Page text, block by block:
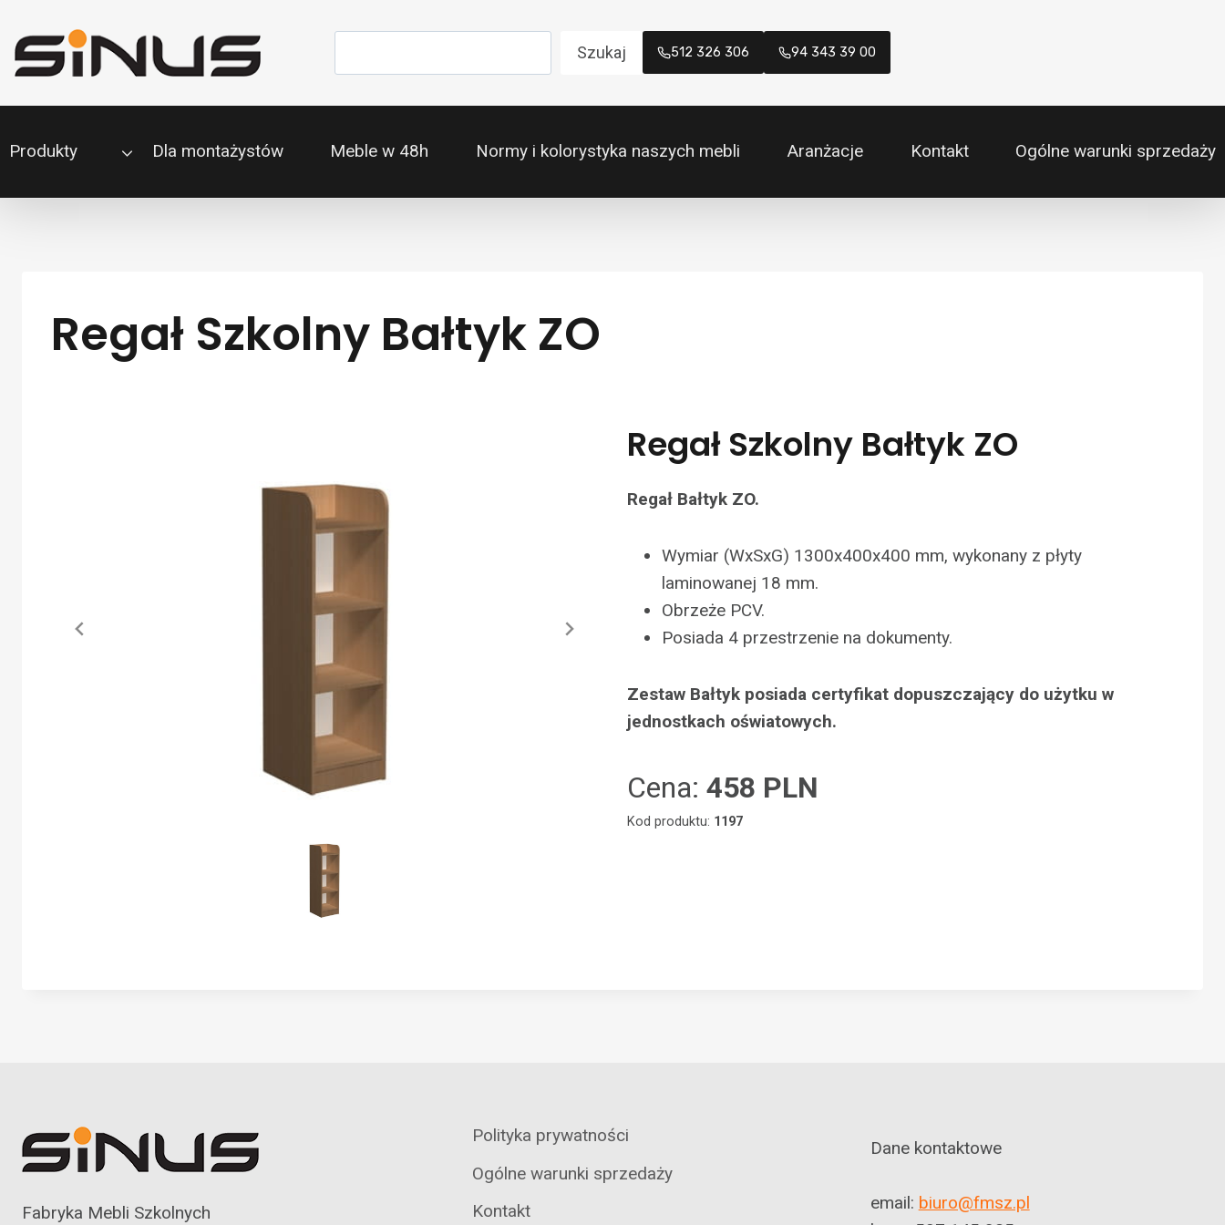
do
treści
Szukaj 512 326 306 94 343 39 00
Produkty Dla montażystów Meble w 48h Normy i kolorystyka naszych mebli Aranżacje Kontakt Ogólne warunki sprzedaży
Regał Szkolny Bałtyk ZO
Regał Szkolny Bałtyk ZO
Regał Bałtyk ZO.
Wymiar (WxSxG) 1300x400x400 mm, wykonany z płyty
laminowanej 18 mm.
Obrzeże PCV.
Posiada 4 przestrzenie na dokumenty.
Zestaw Bałtyk posiada certyfikat dopuszczający do użytku w
jednostkach oświatowych.
Cena: 458 PLN
Kod produktu: 1197
Fabryka Mebli Szkolnych
Polityka prywatności
Ogólne warunki sprzedaży
Kontakt
Dane kontaktowe
email: biuro@fmsz.pl